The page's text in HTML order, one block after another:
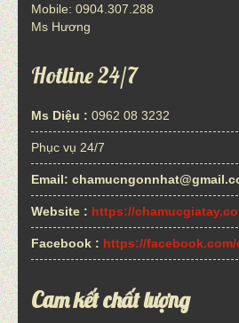
Mobile: 0904.307.288
Ms Hương
Hotline 24/7
Ms Diệu : 0962 08 3232
Phục vụ 24/7
Email:
Website : https://
Facebook : https://
Cam kết chất lượng